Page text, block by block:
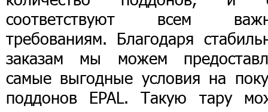
соответствуют всем
требованиям. Благодаря
заказам мы можем
самые выгодные условия на
поддонов EPAL. Такую тару